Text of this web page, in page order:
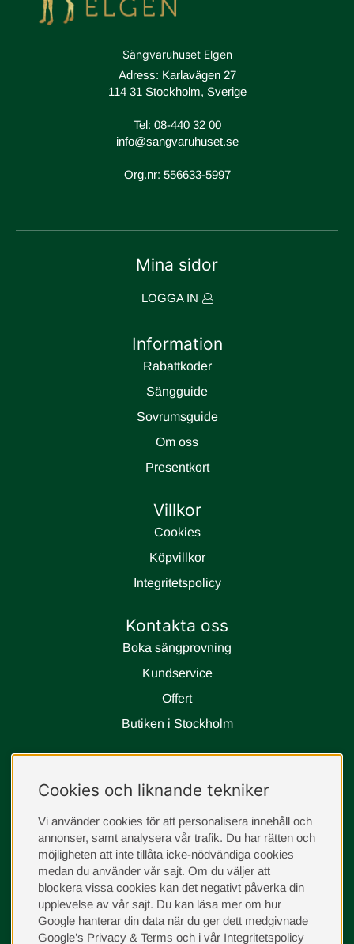
Sängvaruhuset Elgen
Adress: Karlavägen 27
114 31 Stockholm, Sverige
Tel: 08-440 32 00
info@sangvaruhuset.se
Org.nr: 556633-5997
Mina sidor
LOGGA IN
Information
Rabattkoder
Sängguide
Sovrumsguide
Om oss
Presentkort
Villkor
Cookies
Köpvillkor
Integritetspolicy
Kontakta oss
Boka sängprovning
Kundservice
Offert
Butiken i Stockholm
instagram
Cookies och liknande tekniker
Vi använder cookies för att personalisera innehåll och
annonser, samt analysera vår trafik. Du har rätten och
möjligheten att inte tillåta icke-nödvändiga cookies
medan du använder vår sajt. Om du väljer att
blockera vissa cookies kan det negativt påverka din
upplevelse av vår sajt. Du kan läsa mer om hur
Google hanterar din data när du ger dett medgivnade
Google’s Privacy & Terms och i vår Integritetspolicy